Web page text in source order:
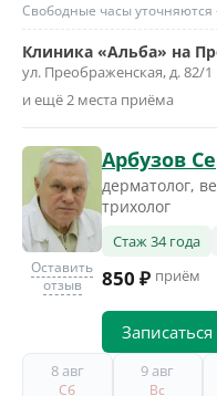
Свободные часы
Клиника «Альба» на
ул. Преображенская, д. 82/1
и ещё 2 места приёма
Оставить
отзыв
Арбузов
дерматолог,
трихолог
Стаж 34 года
850 ₽ приём
8 авг
Сб
9 авг
Вс